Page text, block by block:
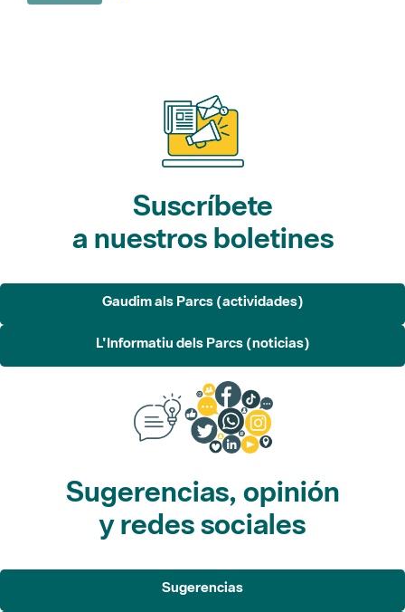
Suscríbete
a nuestros boletines
Gaudim als Parcs (actividades)
L'Informatiu dels Parcs (noticias)
Sugerencias, opinión
y redes sociales
Sugerencias